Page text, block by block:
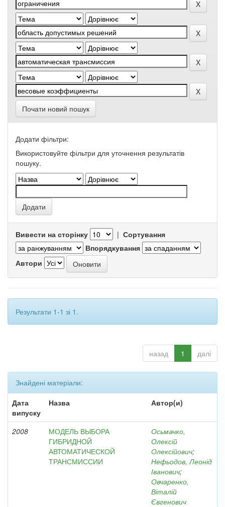
Почати новий пошук
Додати фільтри:
Використовуйте фільтри для уточнення результатів
пошуку.
Вивести на сторінку | Сортування
Впорядкування
Автори
Результати 1-1 зі 1.
назад 1 далі
Знайдені матеріали:
Дата
випуску
Назва Автор(и)
2008
МОДЕЛЬ ВЫБОРА
ГИБРИДНОЙ
АВТОМАТИЧЕСКОЙ
ТРАНСМИССИИ
Осьмачко,
Олексій
Олексійович;
Нефьодов, Леонід
Іванович;
Овчаренко,
Віталій
Євгенович